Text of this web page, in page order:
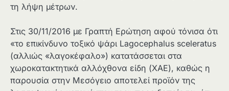
τη λήψη μέτρων.
Στις 30/11/2016 με Γραπτή Ερώτηση αφού τόνισα ότι
«το επικίνδυνο τοξικό ψάρι Lagocephalus sceleratus
(αλλιώς «λαγοκέφαλο») κατατάσσεται στα
χωροκατακτητικά αλλόχθονα είδη (ΧΑΕ), καθώς η
παρουσία στην Μεσόγειο αποτελεί προϊόν της